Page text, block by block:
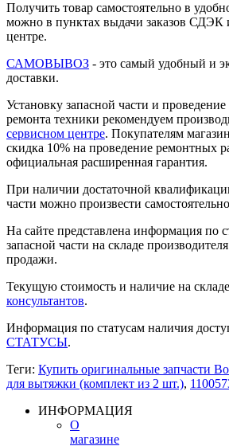
Получить товар самостоятельно в
можно в пунктах выдачи заказов СДЭК
центре.
САМОВЫВОЗ - это самый удобный и
доставки.
Установку запасной части и проведение
ремонта техники рекомендуем
сервисном центре. Покупателям
скидка 10% на проведение ремонтных
официальная расширенная гарантия.
При наличии достаточной
части можно произвести
На сайте представлена информация по
запасной части на складе
продажи.
Текущую стоимость и наличие на складе
консультантов.
Информация по статусам наличия
СТАТУСЫ.
Теги: Купить оригинальные запчасти
для вытяжки (комплект из 2 шт.),
ИНФОРМАЦИЯ
О
магазине